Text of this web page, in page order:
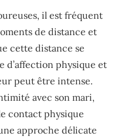
il est fréquent
de distance et
cette distance se
d’affection physique et
peut être intense.
avec son mari,
contact physique
approche délicate